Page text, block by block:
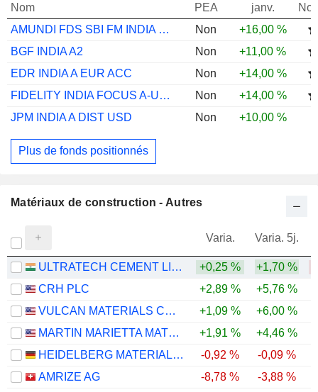
Nom PEA
janv.
AMUNDI FDS SBI FM INDIA EQ Q-I4 USD C
Non
+16,00 %
BGF INDIA A2
Non
+11,00 %
EDR INDIA A EUR ACC
Non
+14,00 %
FIDELITY INDIA FOCUS A-USD
Non
+14,00 %
JPM INDIA A DIST USD
Non +10,00 %
Plus de fonds positionnés
Matériaux de construction - Autres
Varia. Varia. 5j.
ULTRATECH CEMENT LIMITED +0,25 % +1,70 %
CRH PLC
+2,89 % +5,76 %
VULCAN MATERIALS COMPANY
+1,09 % +6,00 %
MARTIN MARIETTA MATERIALS, INC.
+1,91 % +4,46 %
HEIDELBERG MATERIALS AG
-0,92 % -0,09 %
AMRIZE AG
-8,78 % -3,88 %